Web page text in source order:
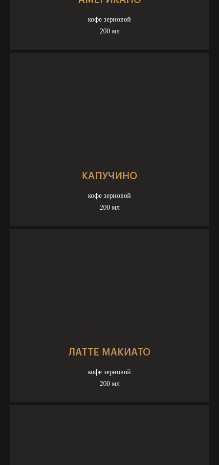
кофе зерновой
200 мл
КАПУЧИНО
кофе зерновой
200 мл
ЛАТТЕ МАКИАТО
кофе зерновой
200 мл